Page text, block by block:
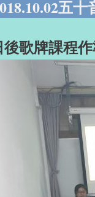
五十
歌牌課程作